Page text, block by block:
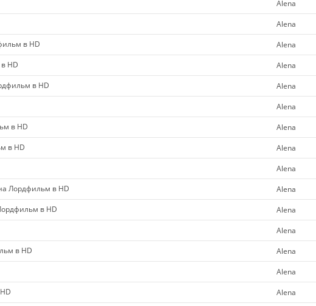
Alena
Alena
в HD Alena
HD Alena
в HD Alena
Alena
в HD Alena
в HD Alena
Alena
Лордфильм в HD Alena
в HD Alena
Alena
в HD Alena
Alena
Alena